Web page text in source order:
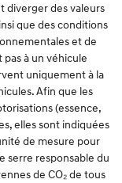
diverger des valeurs
que des conditions
et de
à un véhicule
uniquement à la
Afin que les
(essence,
elles sont indiquées
de mesure pour
serre responsable du
de CO₂ de tous